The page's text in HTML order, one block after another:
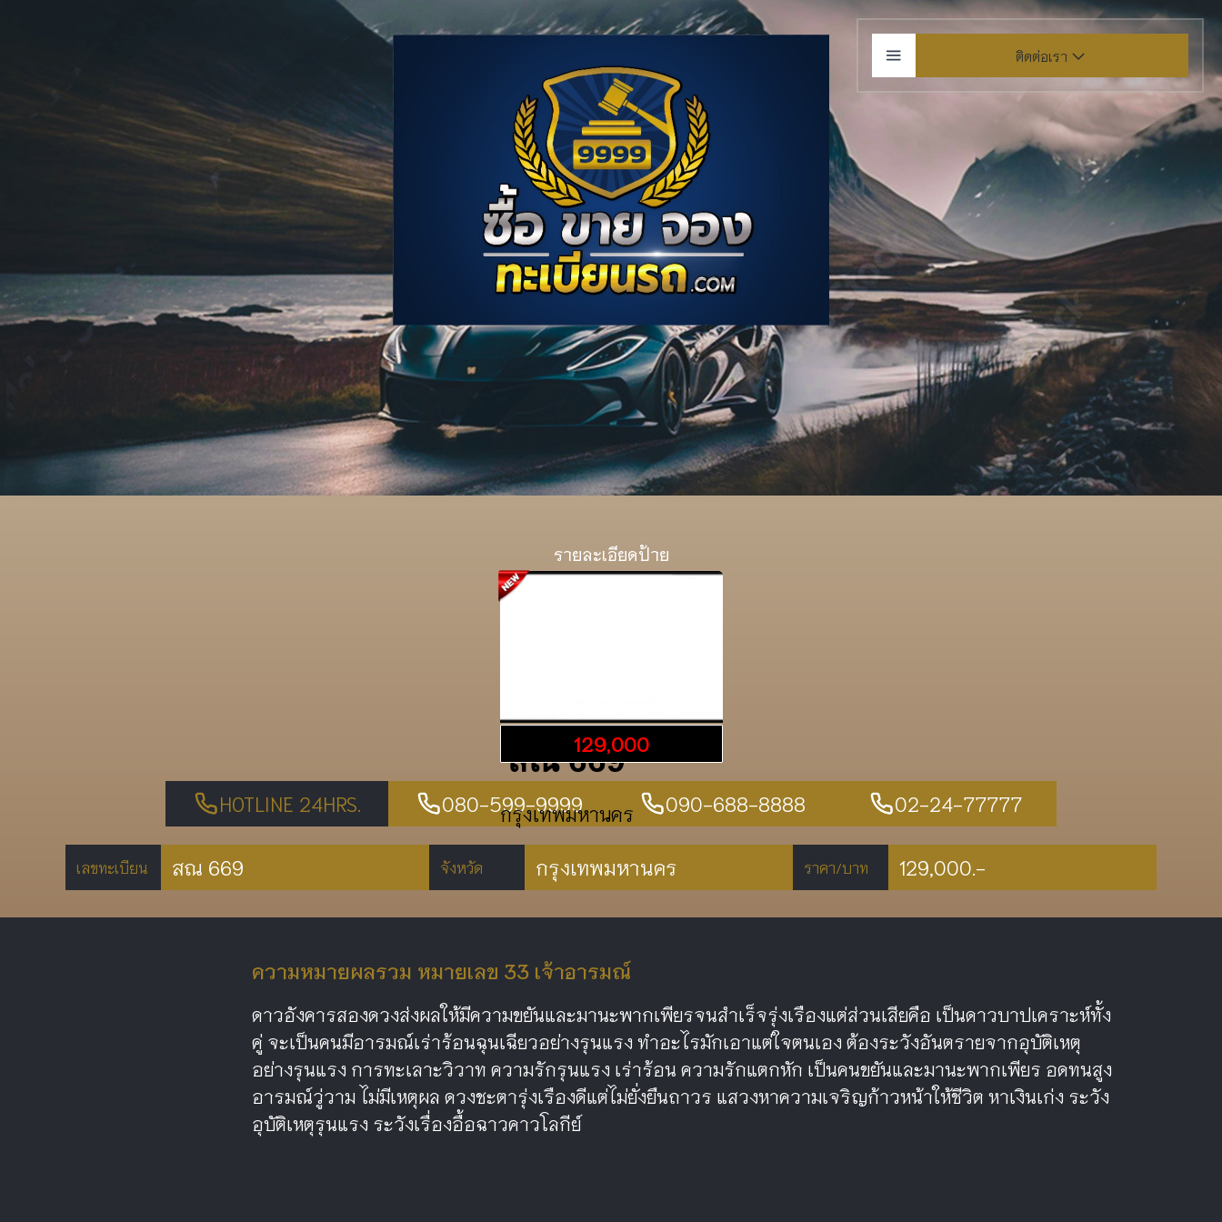
ติดต่อเรา
รายละเอียดป้าย
สณ 669
กรุงเทพมหานคร
129,000
HOTLINE 24HRS. 080-599-9999 090-688-8888 02-24-77777
เลขทะเบียน สณ 669 จังหวัด กรุงเทพมหานคร ราคา/บาท 129,000.-
ความหมายผลรวม หมายเลข 33 เจ้าอารมณ์
ดาวอังคารสองดวงส่งผลให้มีความขยันและมานะพากเพียรจนสำเร็จรุ่งเรืองแต่ส่วนเสียคือ เป็นดาวบาปเคราะห์ทั้ง
คู่ จะเป็นคนมีอารมณ์เร่าร้อนฉุนเฉียวอย่างรุนแรง ทำอะไรมักเอาแต่ใจตนเอง ต้องระวังอันตรายจากอุบัติเหตุ
อย่างรุนแรง การทะเลาะวิวาท ความรักรุนแรง เร่าร้อน ความรักแตกหัก เป็นคนขยันและมานะพากเพียร อดทนสูง
อารมณ์วู่วาม ไม่มีเหตุผล ดวงชะตารุ่งเรืองดีแต่ไม่ยั่งยืนถาวร แสวงหาความเจริญก้าวหน้าให้ชีวิต หาเงินเก่ง ระวัง
อุบัติเหตุรุนแรง ระวังเรื่องอื้อฉาวคาวโลกีย์